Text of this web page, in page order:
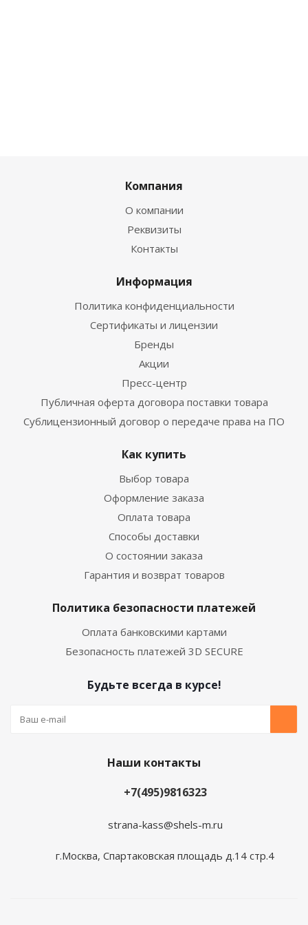
Компания
О компании
Реквизиты
Контакты
Информация
Политика конфиденциальности
Сертификаты и лицензии
Бренды
Акции
Пресс-центр
Публичная оферта договора поставки товара
Сублицензионный договор о передаче права на ПО
Как купить
Выбор товара
Оформление заказа
Оплата товара
Способы доставки
О состоянии заказа
Гарантия и возврат товаров
Политика безопасности платежей
Оплата банковскими картами
Безопасность платежей 3D SECURE
Будьте всегда в курсе!
Наши контакты
+7(495)9816323
strana-kass@shels-m.ru
г.Москва, Спартаковская площадь д.14 стр.4